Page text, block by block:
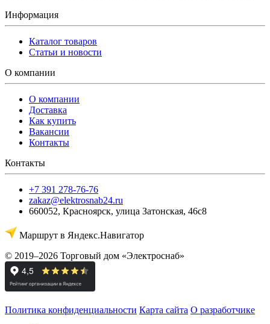
Информация
Каталог товаров
Статьи и новости
О компании
О компании
Доставка
Как купить
Вакансии
Контакты
Контакты
+7 391 278-76-76
zakaz@elektrosnab24.ru
660052, Красноярск, улица Затонская, 46с8
Маршрут в Яндекс.Навигатор
© 2019–2026 Торговый дом «Электроснаб»
Политика конфиденциальности Карта сайта О разработчике